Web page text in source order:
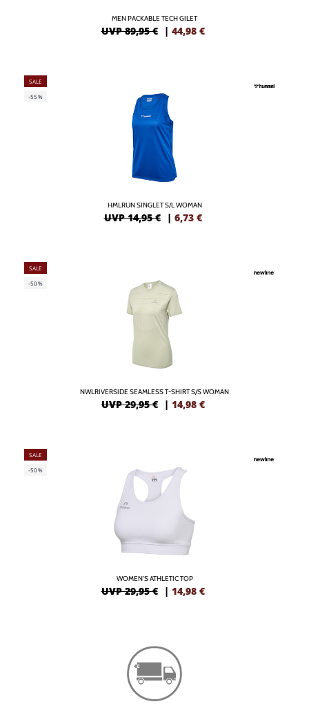
MEN PACKABLE TECH GILET
UVP 89,95 € | 44,98 €
SALE
-55%
HMLRUN SINGLET S/L WOMAN
UVP 14,95 € | 6,73 €
SALE
-50%
NWLRIVERSIDE SEAMLESS T-SHIRT S/S WOMAN
UVP 29,95 € | 14,98 €
SALE
-50%
WOMEN'S ATHLETIC TOP
UVP 29,95 € | 14,98 €